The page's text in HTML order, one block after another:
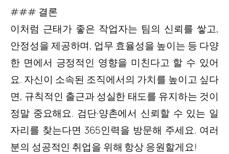
### 결론
이처럼 근태가 좋은 작업자는 팀의 신뢰를 쌓고,
안정성을 제공하며, 업무 효율성을 높이는 등 다양
한 면에서 긍정적인 영향을 미친다고 할 수 있어
요. 자신이 소속된 조직에서의 가치를 높이고 싶다
면, 규칙적인 출근과 성실한 태도를 유지하는 것이
정말 중요해요. 검단·양촌에서 신뢰할 수 있는 일
자리를 찾는다면 365인력을 방문해 주세요. 여러
분의 성공적인 취업을 위해 항상 응원할게요!